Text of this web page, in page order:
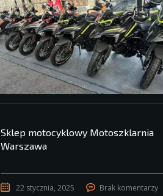
Sklep motocyklowy Motoszklarnia
Warszawa
22 stycznia, 2025 Brak komentarzy